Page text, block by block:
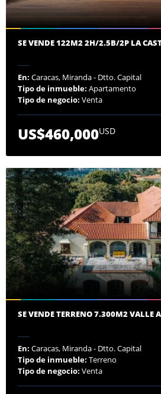
SE VENDE 122M2 2H/2.5B/2P LA
En: Caracas, Miranda - Dtto. Capital
Tipo de inmueble: Apartamento
Tipo de negocio: Venta
US$460,000USD
SE VENDE TERRENO 7.300M2 VALLE
En: Caracas, Miranda - Dtto. Capital
Tipo de inmueble: Terreno
Tipo de negocio: Venta